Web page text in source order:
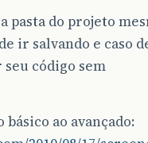
pasta do projeto
ir salvando e caso
código sem
ao avançado: